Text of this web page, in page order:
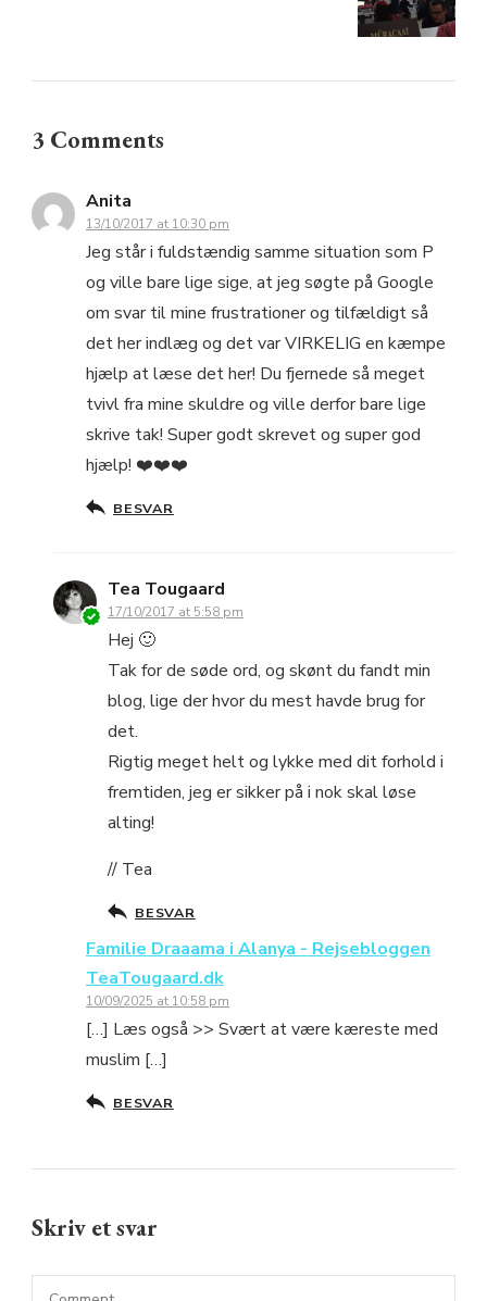
3 Comments
Anita
13/10/2017 at 10:30 pm
Jeg står i fuldstændig samme situation som P
og ville bare lige sige, at jeg søgte på Google
om svar til mine frustrationer og tilfældigt så
det her indlæg og det var VIRKELIG en kæmpe
hjælp at læse det her! Du fjernede så meget
tvivl fra mine skuldre og ville derfor bare lige
skrive tak! Super godt skrevet og super god
hjælp! ❤️❤️❤️
BESVAR
Tea Tougaard
17/10/2017 at 5:58 pm
Hej 🙂
Tak for de søde ord, og skønt du fandt min
blog, lige der hvor du mest havde brug for
det.
Rigtig meget helt og lykke med dit forhold i
fremtiden, jeg er sikker på i nok skal løse
alting!
// Tea
BESVAR
Familie Draaama i Alanya - Rejsebloggen
TeaTougaard.dk
10/09/2025 at 10:58 pm
[…] Læs også >> Svært at være kæreste med
muslim […]
BESVAR
Skriv et svar